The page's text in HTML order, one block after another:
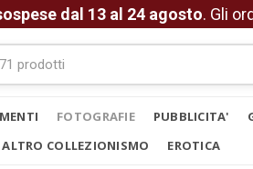
dal 13 al 24 agosto. Gli
FOTOGRAFIE PUBBLICITA'
ALTRO COLLEZIONISMO EROTICA